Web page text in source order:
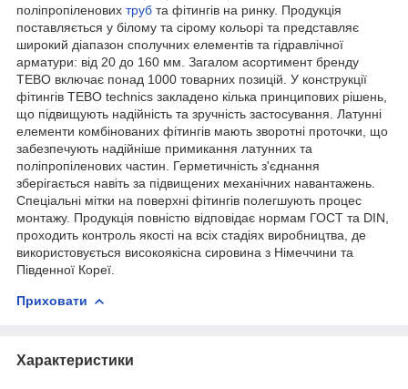
поліпропіленових труб та фітингів на ринку. Продукція
поставляється у білому та сірому кольорі та представляє
широкий діапазон сполучних елементів та гідравлічної
арматури: від 20 до 160 мм. Загалом асортимент бренду
ТЕВО включає понад 1000 товарних позицій. У конструкції
фітингів ТЕВО technics закладено кілька принципових рішень,
що підвищують надійність та зручність застосування. Латунні
елементи комбінованих фітингів мають зворотні проточки, що
забезпечують надійніше примикання латунних та
поліпропіленових частин. Герметичність з'єднання
зберігається навіть за підвищених механічних навантажень.
Спеціальні мітки на поверхні фітингів полегшують процес
монтажу. Продукція повністю відповідає нормам ГОСТ та DIN,
проходить контроль якості на всіх стадіях виробництва, де
використовується високоякісна сировина з Німеччини та
Південної Кореї.
Приховати
Характеристики